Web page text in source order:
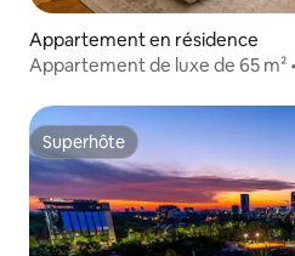
Appartement en résidence
Appartement de luxe de 65 m²
Superhôte
Superhôte